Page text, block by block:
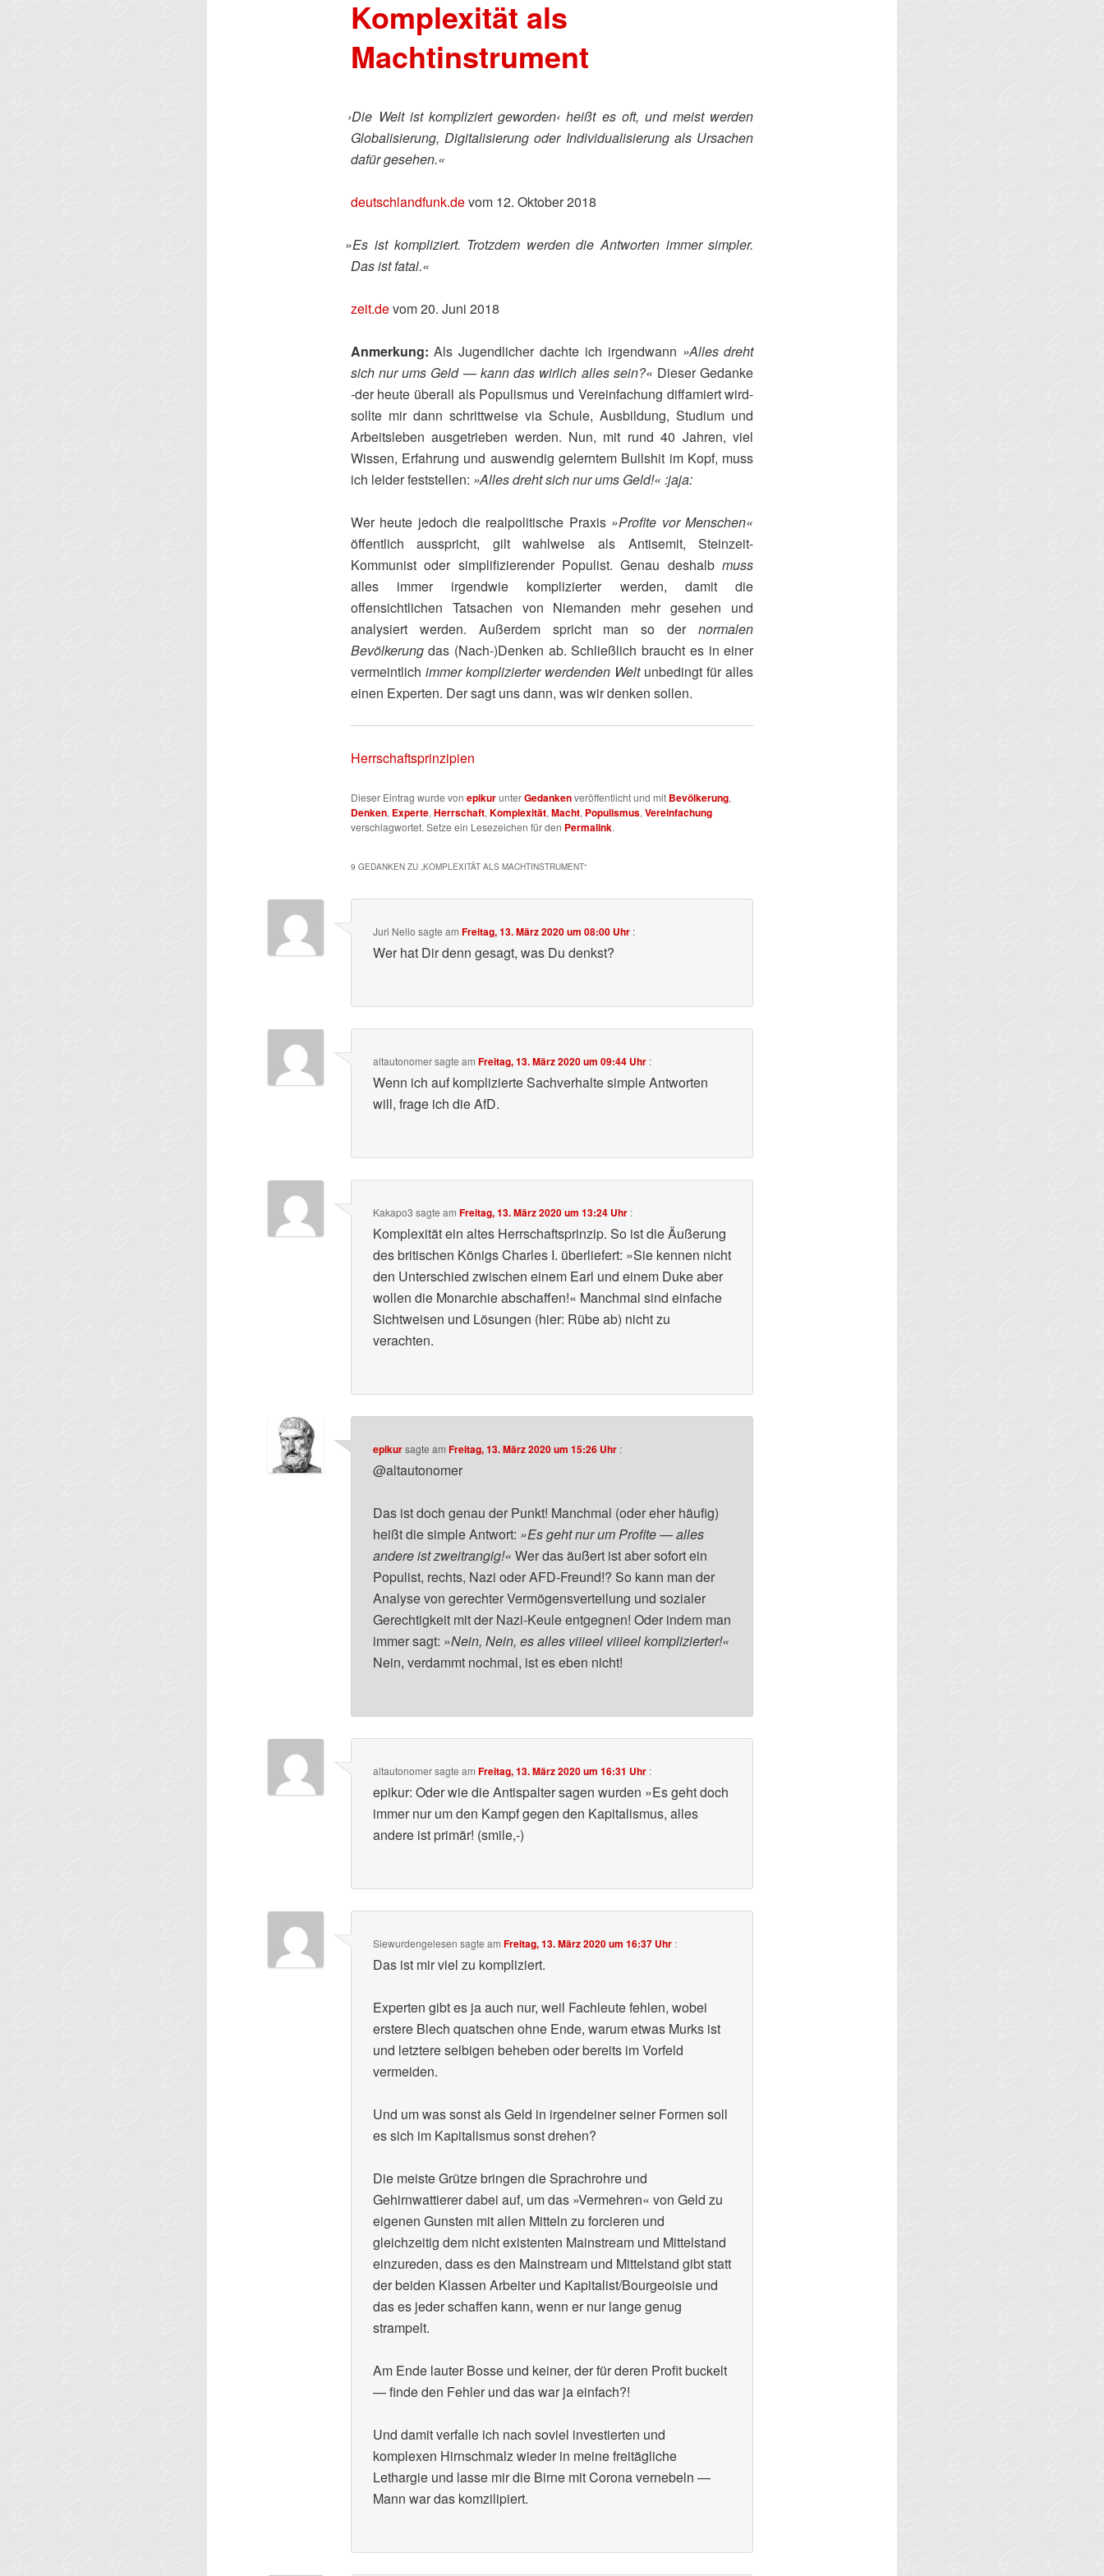
Komplexität als
Machtinstrument
›Die Welt ist kompliziert geworden‹ heißt es oft, und meist werden
Globalisierung, Digitalisierung oder Individualisierung als Ursachen
dafür gesehen.«
deutschlandfunk.devom 12. Oktober 2018
»Es ist kompliziert. Trotzdem werden die Antworten immer simpler.
Das ist fatal.«
zeit.devom 20. Juni 2018
Anmerkung: Als Jugendlicher dachte ich irgendwann »Alles dreht
sich nur ums Geld — kann das wirlich alles sein?« Dieser Gedanke
‑der heute überall als Populismus und Vereinfachung diffamiert wird-
sollte mir dann schrittweise via Schule, Ausbildung, Studium und
Arbeitsleben ausgetrieben werden. Nun, mit rund 40 Jahren, viel
Wissen, Erfahrung und auswendig gelerntem Bullshit im Kopf, muss
ich leider feststellen: »Alles dreht sich nur ums Geld!« :jaja:
Wer heute jedoch die realpolitische Praxis »Profite vor Menschen«
öffentlich ausspricht, gilt wahlweise als Antisemit, Steinzeit-
Kommunist oder simplifizierender Populist. Genau deshalbmuss
alles immer irgendwie komplizierter werden, damit die
offensichtlichen Tatsachen von Niemanden mehr gesehen und
analysiert werden. Außerdem spricht man so dernormalen
Bevölkerungdas (Nach-)Denken ab. Schließlich braucht es in einer
vermeintlich immer komplizierter werdenden Weltunbedingt für alles
einen Experten. Der sagt uns dann, was wir denken sollen.
Herrschaftsprinzipien
Dieser Eintrag wurde von epikurunterGedankenveröffentlicht und mit Bevölkerung,
Denken, Experte, Herrschaft, Komplexität, Macht, Populismus, Vereinfachung
verschlagwortet. Setze ein Lesezeichen für den Permalink.
9 GEDANKEN ZU „ KOMPLEXITÄT ALS MACHTINSTRUMENT“
Juri Nello sagte am Freitag, 13. März 2020 um 08:00 Uhr :
Wer hat Dir denn gesagt, was Du denkst?
altautonomersagte am Freitag, 13. März 2020 um 09:44 Uhr :
Wenn ich auf komplizierte Sachverhalte simple Antworten
will, frage ich die AfD.
Kakapo3 sagte am Freitag, 13. März 2020 um 13:24 Uhr :
Komplexität ein altes Herrschaftsprinzip. So ist die Äußerung
des britischen Königs Charles I. überliefert: »Sie kennen nicht
den Unterschied zwischen einem Earl und einem Duke aber
wollen die Monarchie abschaffen!« Manchmal sind einfache
Sichtweisen und Lösungen (hier: Rübe ab) nicht zu
verachten.
epikursagte am Freitag, 13. März 2020 um 15:26 Uhr :
@altautonomer
Das ist doch genau der Punkt! Manchmal (oder eher häufig)
heißt die simple Antwort: »Es geht nur um Profite — alles
andere ist zweitrangig!« Wer das äußert ist aber sofort ein
Populist, rechts, Nazi oder AFD-Freund!? So kann man der
Analyse von gerechter Vermögensverteilung und sozialer
Gerechtigkeit mit der Nazi-Keule entgegnen! Oder indem man
immer sagt: »Nein, Nein, es alles viiieel viiieel komplizierter!«
Nein, verdammt nochmal, ist es eben nicht!
altautonomersagte am Freitag, 13. März 2020 um 16:31 Uhr :
epikur: Oder wie die Antispalter sagen wurden »Es geht doch
immer nur um den Kampf gegen den Kapitalismus, alles
andere ist primär! (smile,-)
Siewurdengelesen sagte am Freitag, 13. März 2020 um 16:37 Uhr :
Das ist mir viel zu kompliziert.
Experten gibt es ja auch nur, weil Fachleute fehlen, wobei
erstere Blech quatschen ohne Ende, warum etwas Murks ist
und letztere selbigen beheben oder bereits im Vorfeld
vermeiden.
Und um was sonst als Geld in irgendeiner seiner Formen soll
es sich im Kapitalismus sonst drehen?
Die meiste Grütze bringen die Sprachrohre und
Gehirnwattierer dabei auf, um das »Vermehren« von Geld zu
eigenen Gunsten mit allen Mitteln zu forcieren und
gleichzeitig dem nicht existenten Mainstream und Mittelstand
einzureden, dass es den Mainstream und Mittelstand gibt statt
der beiden Klassen Arbeiter und Kapitalist/Bourgeoisie und
das es jeder schaffen kann, wenn er nur lange genug
strampelt.
Am Ende lauter Bosse und keiner, der für deren Profit buckelt
— finde den Fehler und das war ja einfach?!
Und damit verfalle ich nach soviel investierten und
komplexen Hirnschmalz wieder in meine freitägliche
Lethargie und lasse mir die Birne mit Corona vernebeln —
Mann war das komzilipiert.